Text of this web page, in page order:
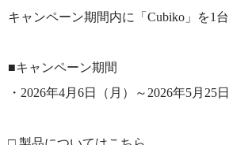
キャンペーン期間内に「Cubiko」を1
■キャンペーン期間
・2026年4月6日（月）～2026年5月25